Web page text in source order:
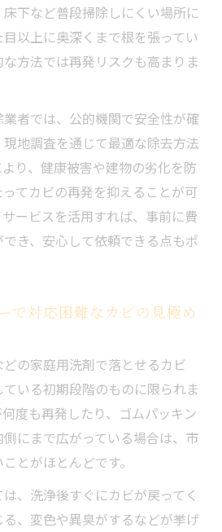
下など普段掃除しにくい場所に
以上に奥深くまで根を張ってい
方法では再発リスクも高まりま
者では、公的機関で安全性が確
地調査を通じて最適な除去方法
り、健康被害や建物の劣化を防
てカビの再発を抑えることが可
ービスを活用すれば、事前に費
き、安心して依頼できる点もポ
で対応困難なカビの見極め
の家庭用洗剤で落とせるカビ
いる初期段階のものに限られま
度も再発したり、ゴムパッキン
にまで広がっている場合は、市
とがほとんどです。
、洗浄後すぐにカビが戻ってく
、変色や異臭がするなどが挙げ